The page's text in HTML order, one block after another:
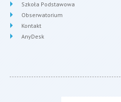
Szkoła Podstawowa
Obserwatorium
Kontakt
AnyDesk